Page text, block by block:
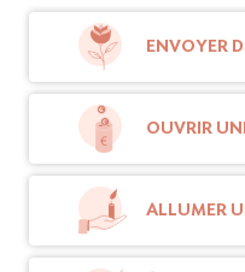
ENVOYER
OUVRIR
ALLUMER